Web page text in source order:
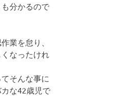
分かるので
業を怠り、
なったけれ
そんな事に
な42歳児で